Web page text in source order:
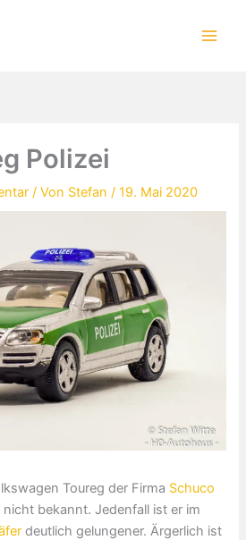
Polizei
/ Von Stefan/19. Mai 2020
Toureg der Firma Schuco
bekannt. Jedenfall ist er im
deutlich gelungener. Ärgerlich ist